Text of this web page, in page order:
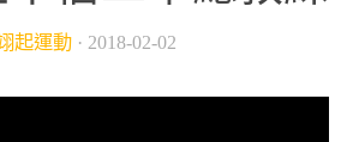
起運動 · 2018-02-02